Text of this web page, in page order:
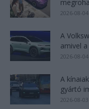
2026-08-04
A
amivel
2026-08-04
A
gyártó
2026-08-03